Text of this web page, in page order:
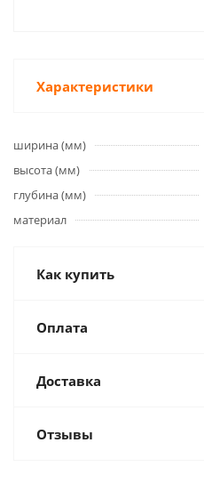
Характеристики
ширина (мм)
высота (мм)
глубина (мм)
материал
Как купить
Оплата
Доставка
Отзывы